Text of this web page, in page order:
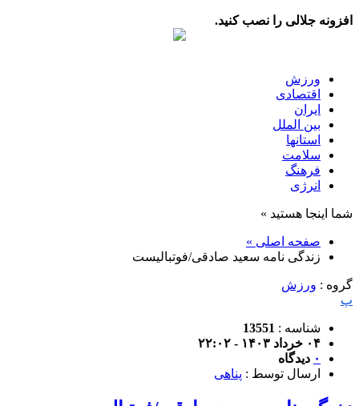
افزونه جلالی را نصب کنید.
ورزش
اقتصادی
ایران
بین الملل
استانها
سلامت
فرهنگ
انرژی
شما اینجا هستید »
صفحه اصلی »
زندگی نامه سعید صادقی/فوتبالیست
گروه : ورزش
پ
شناسه : 13551
۰۴ خرداد ۱۴۰۳ - ۲۲:۰۲
۰ دیدگاه
ارسال توسط : پناهی